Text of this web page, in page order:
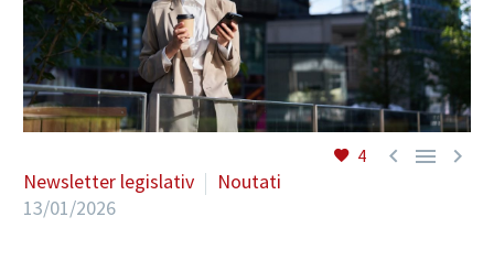
4   
Newsletter legislativ
Noutati
13/01/2026